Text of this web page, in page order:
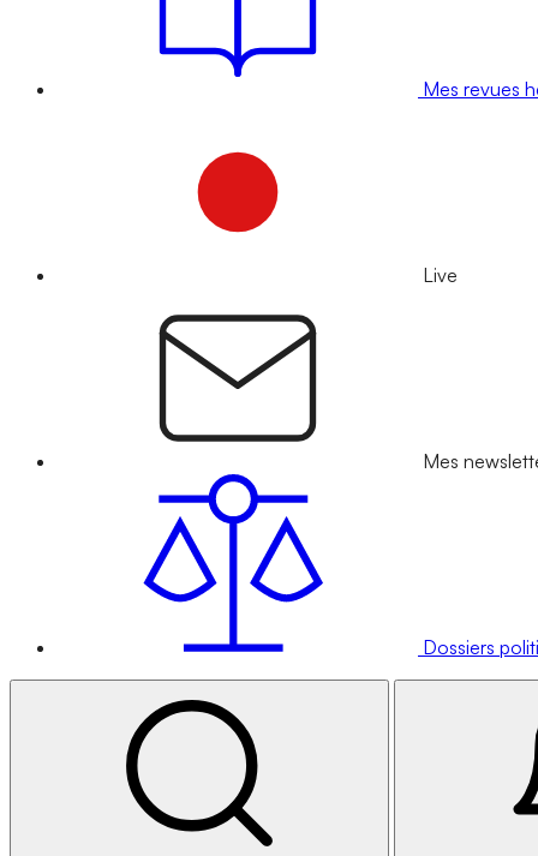
Mes revues
Live
Mes
Dossiers